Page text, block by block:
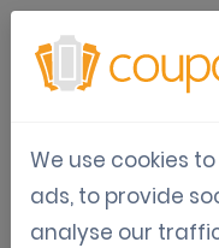
Articles
bons de
We use cookies
ads, to provide
analyse our